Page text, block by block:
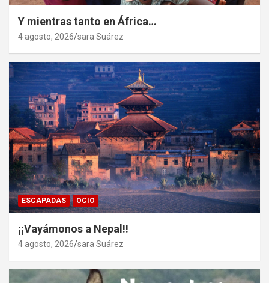
Y mientras tanto en África…
4 agosto, 2026 sara Suárez
ESCAPADAS OCIO
¡¡Vayámonos a Nepal!!
4 agosto, 2026 sara Suárez